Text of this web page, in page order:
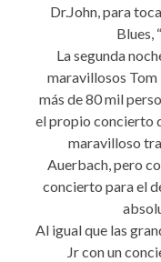
Dr.John, para
Blues,
La segunda
maravillosos
más de 80 mil
el propio concierto
maravilloso
Auerbach, pero
concierto para el
Al igual que las
Jr con un